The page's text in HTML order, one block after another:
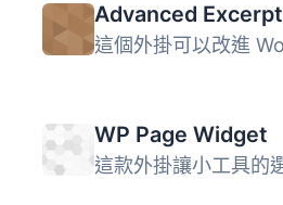
Advanced Excerpt
WP Page Widget